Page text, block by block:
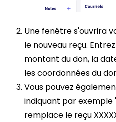
Une fenêtre s'ouvrira
le nouveau reçu.
montant du don, la
les coordonnées du
Vous pouvez
indiquant par exemple
remplace le reçu